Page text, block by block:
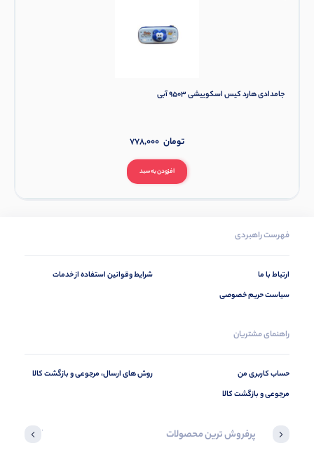
جامدادی هارد کیس اسکوییشی 9503 آبی
افزودن به سبد
778,000 تومان
فهرست راهبردی
ارتباط با ما
سیاست حریم خصوصی
شرایط وقوانین استفاده از خدمات
راهنمای مشتریان
حساب کاربری من
مرجوعی و بازگشت کالا
روش های ارسال، مرجوعی و بازگشت کالا
پرفروش ترین محصولات آخرین